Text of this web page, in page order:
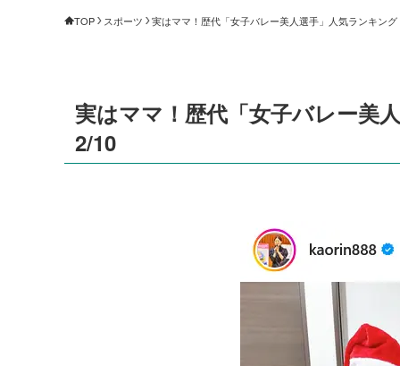
TOP スポーツ 実はママ！歴代「女子バレー美人選手」人気ランキン
実はママ！歴代「女子バレー美
2/10